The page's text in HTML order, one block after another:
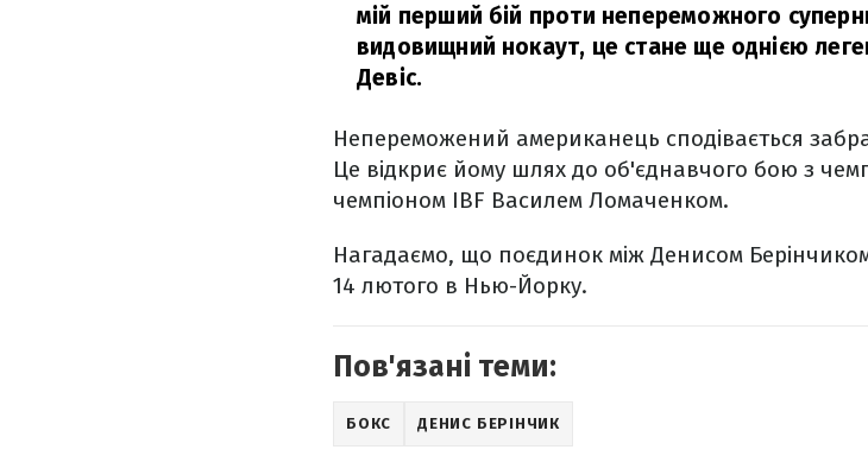
мій перший бій проти непереможного
видовищний нокаут, це стане ще однією
Девіс.
Непереможений американець сподівається
Це відкриє йому шлях до об'єднавчого бою з
чемпіоном IBF Василем Ломаченком.
Нагадаємо, що поєдинок між Денисом
14 лютого в Нью-Йорку.
Пов'язані теми:
БОКС ДЕНИС БЕРІНЧИК